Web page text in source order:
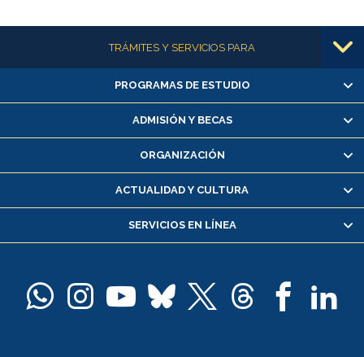
Más informaciónTRÁMITES Y SERVICIOS PARA
Alumnas/os y exalumnas/os
Matrícula en línea
Inscripción y cambio de asignaturas
Consulta y certificado de notas
Servicio médico y dental
Pago de arancel y crédito alumnos
Docentes
PROGRAMAS DE ESTUDIO
ADMISIÓN Y BECAS
ORGANIZACIÓN
ACTUALIDAD Y CULTURA
SERVICIOS EN LÍNEA